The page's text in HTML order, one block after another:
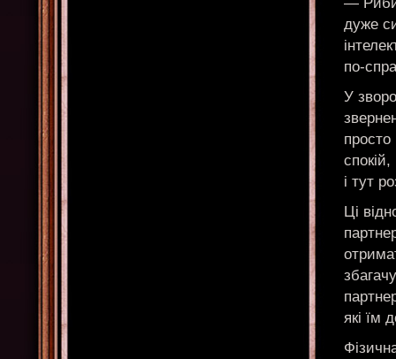
дуже
по-
У
і тут
Ці
які їм